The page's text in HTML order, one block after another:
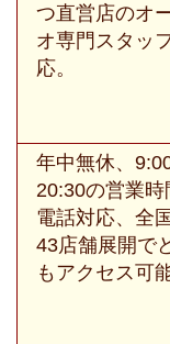
つ直営店のオ
オ専門スタッ
応。
年中無休、
20:30の営業時
電話対応、全
43店舗展開で
もアクセス可